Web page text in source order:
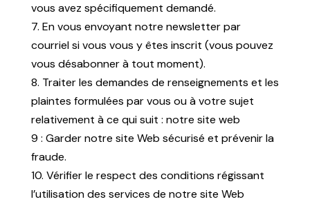
vous avez spécifiquement demandé.
7. En vous envoyant notre newsletter par
courriel si vous vous y êtes inscrit (vous pouvez
vous désabonner à tout moment).
8. Traiter les demandes de renseignements et les
plaintes formulées par vous ou à votre sujet
relativement à ce qui suit : notre site web
9 : Garder notre site Web sécurisé et prévenir la
fraude.
10. Vérifier le respect des conditions régissant
l’utilisation des services de notre site Web